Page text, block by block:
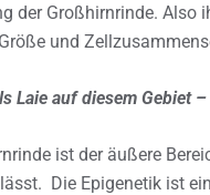
der Großhirnrinde. Also
und
Laie auf diesem Gebiet
ist der äußere
Die Epigenetik ist